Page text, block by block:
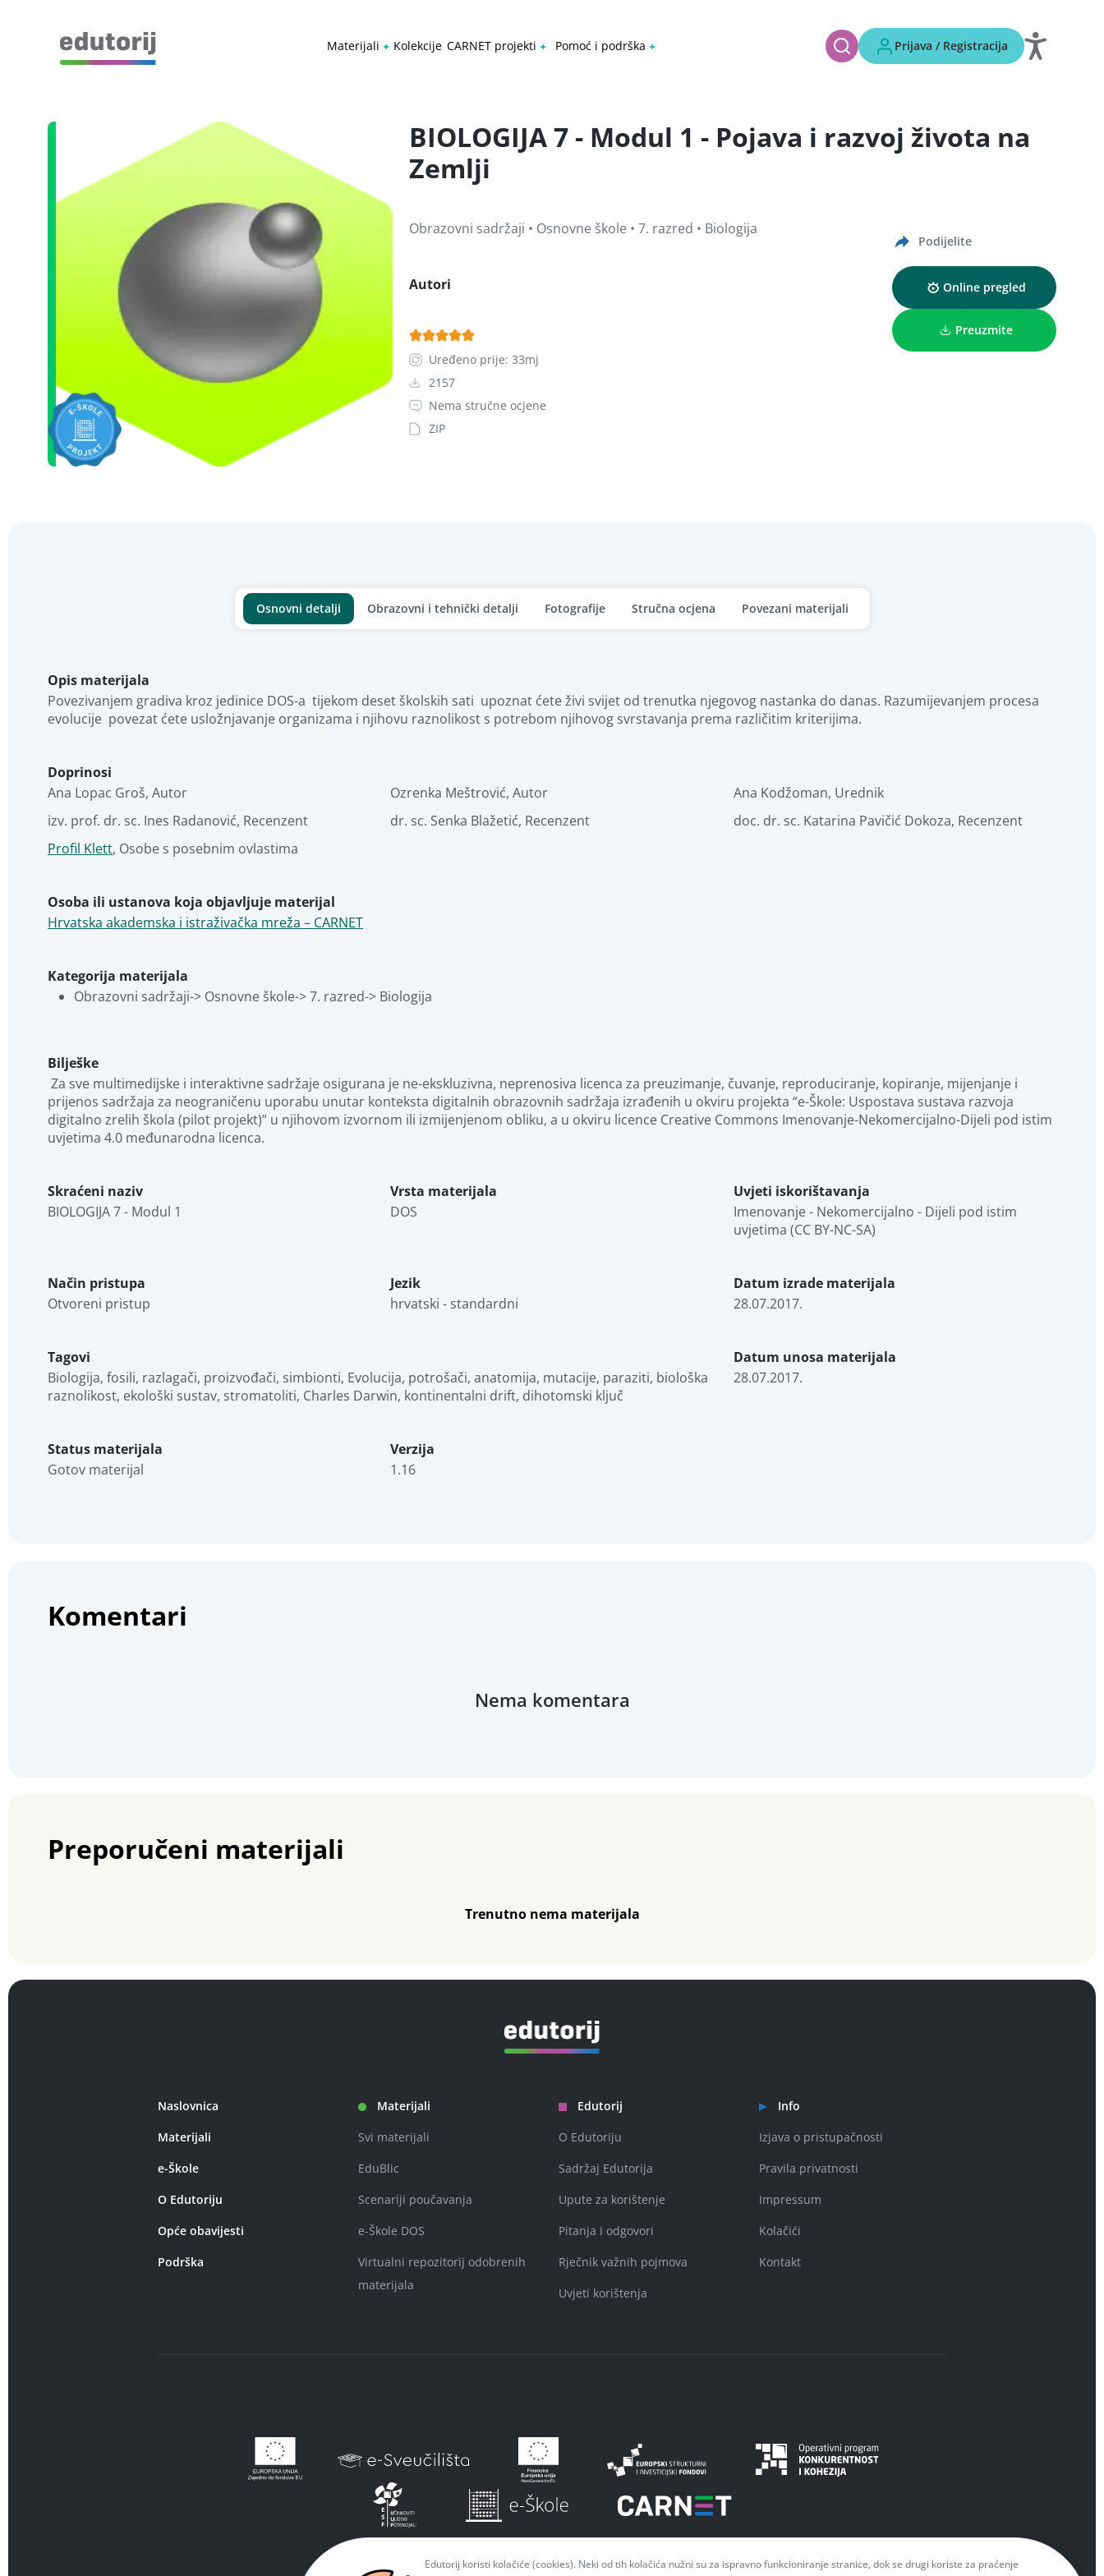
Materijali Kolekcije CARNET projekti Pomoć i podrška Prijava / Registracija
BIOLOGIJA 7 - Modul 1 - Pojava i razvoj života na
Zemlji
Obrazovni sadržaji • Osnovne škole • 7. razred • Biologija
Autori
Uređeno prije: 33mj
2157
Nema stručne ocjene
ZIP
Podijelite
Online pregled
Preuzmite
Osnovni detalji Obrazovni i tehnički detalji Fotografije Stručna ocjena Povezani materijali
Opis materijala
Povezivanjem gradiva kroz jedinice DOS-a  tijekom deset školskih sati  upoznat ćete živi svijet od trenutka njegovog nastanka do danas. Razumijevanjem procesa
evolucije  povezat ćete usložnjavanje organizama i njihovu raznolikost s potrebom njihovog svrstavanja prema različitim kriterijima.
Doprinosi
Ana Lopac Groš, Autor Ozrenka Meštrović, Autor Ana Kodžoman, Urednik
izv. prof. dr. sc. Ines Radanović, Recenzent dr. sc. Senka Blažetić, Recenzent doc. dr. sc. Katarina Pavičić Dokoza, Recenzent
Profil Klett, Osobe s posebnim ovlastima
Osoba ili ustanova koja objavljuje materijal
Hrvatska akademska i istraživačka mreža – CARNET
Kategorija materijala
Obrazovni sadržaji-> Osnovne škole-> 7. razred-> Biologija
Bilješke
prijenos sadržaja za neograničenu uporabu unutar konteksta digitalnih obrazovnih sadržaja izrađenih u okviru projekta “e-Škole: Uspostava sustava razvoja
digitalno zrelih škola (pilot projekt)” u njihovom izvornom ili izmijenjenom obliku, a u okviru licence Creative Commons Imenovanje-Nekomercijalno-Dijeli pod istim
uvjetima 4.0 međunarodna licenca.
Skraćeni naziv
BIOLOGIJA 7 - Modul 1
Vrsta materijala
DOS
Uvjeti iskorištavanja
Imenovanje - Nekomercijalno - Dijeli pod istim
uvjetima (CC BY-NC-SA)
Način pristupa
Otvoreni pristup
Jezik
hrvatski - standardni
Datum izrade materijala
28.07.2017.
Tagovi
Biologija, fosili, razlagači, proizvođači, simbionti, Evolucija, potrošači, anatomija, mutacije, paraziti, biološka
raznolikost, ekološki sustav, stromatoliti, Charles Darwin, kontinentalni drift, dihotomski ključ
Datum unosa materijala
28.07.2017.
Status materijala
Gotov materijal
Verzija
1.16
Komentari
Nema komentara
Preporučeni materijali
Trenutno nema materijala
Naslovnica
Materijali
e-Škole
O Edutoriju
Opće obavijesti
Podrška
Materijali
Svi materijali
EduBlic
Scenariji poučavanja
e-Škole DOS
Virtualni repozitorij odobrenih
materijala
Edutorij
O Edutoriju
Sadržaj Edutorija
Upute za korištenje
Pitanja i odgovori
Rječnik važnih pojmova
Uvjeti korištenja
Info
Izjava o pristupačnosti
Pravila privatnosti
Impressum
Kolačići
Kontakt
Edutorij koristi kolačiće (cookies). Neki od tih kolačića nužni su za ispravno funkcioniranje stranice, dok se drugi koriste za praćenje